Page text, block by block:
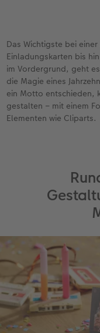
Das Wichtigste bei
Einladungskarten bis
im Vordergrund, geht
die Magie eines
ein Motto entschieden,
gestalten – mit einem
Elementen wie Cliparts.